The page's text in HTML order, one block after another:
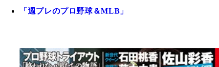
「週プレのプロ野球＆MLB」